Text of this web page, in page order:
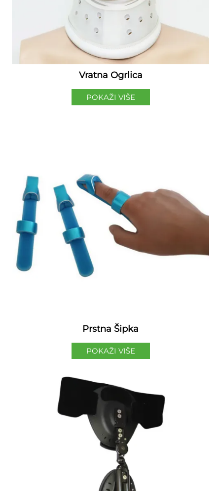
Vratna Ogrlica
POKAŽI VIŠE
Prstna Šipka
POKAŽI VIŠE